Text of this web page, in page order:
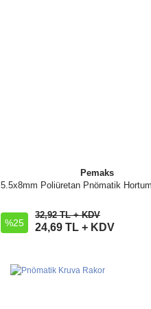
Pemaks
5.5x8mm Poliüretan Pnömatik
%25
32,92 TL + KDV
24,69 TL + KDV
İncele
Sepete Ekle